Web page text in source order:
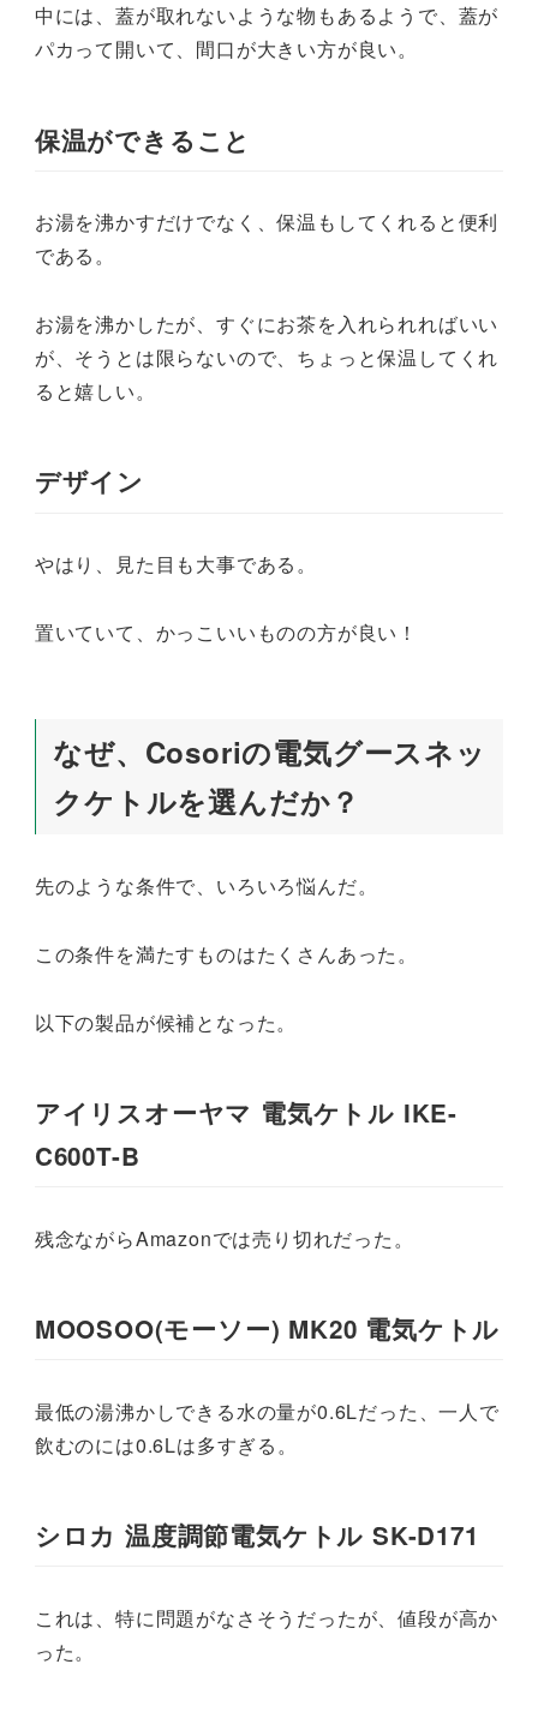
中には、蓋が取れないような物もあるようで、蓋が
パカって開いて、間口が大きい方が良い。
保温ができること
お湯を沸かすだけでなく、保温もしてくれると便利
である。
お湯を沸かしたが、すぐにお茶を入れられればいい
が、そうとは限らないので、ちょっと保温してくれ
ると嬉しい。
デザイン
やはり、見た目も大事である。
置いていて、かっこいいものの方が良い！
なぜ、Cosoriの電気グースネッ
クケトルを選んだか？
先のような条件で、いろいろ悩んだ。
この条件を満たすものはたくさんあった。
以下の製品が候補となった。
アイリスオーヤマ 電気ケトル IKE-
C600T-B
残念ながらAmazonでは売り切れだった。
MOOSOO(モーソー) MK20 電気ケトル
最低の湯沸かしできる水の量が0.6Lだった、一人で
飲むのには0.6Lは多すぎる。
シロカ 温度調節電気ケトル SK-D171
これは、特に問題がなさそうだったが、値段が高か
った。